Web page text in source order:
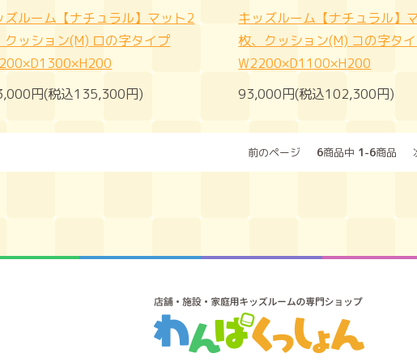
ズルーム【ナチュラル】マット2
クッション(M) ロの字タイプ
円(税込135,300円)
キッズルーム【ナチュラル】
枚、クッション(M) コの字タ
W2200×D1100×H200
93,000円(税込102,300円)
前のページ 6商品中 1-6商品